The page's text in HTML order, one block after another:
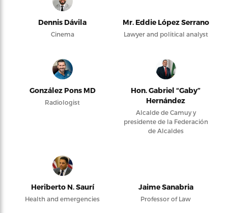
Dennis Dávila
Cinema
Mr. Eddie López Serrano
Lawyer and political analyst
González Pons MD
Radiologist
Hon. Gabriel “Gaby”
Hernández
Alcalde de Camuy y
presidente de la Federación
de Alcaldes
Heriberto N. Saurí
Health and emergencies
Jaime Sanabria
Professor of Law